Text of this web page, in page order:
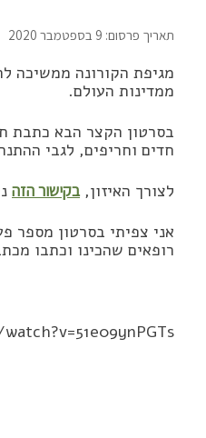
תאריך פרסום: 9 בספטמבר 2020
מגיפת הקורונה ממשיכה
ממדינות העולם.
בסרטון הקצר הבא כתבת
חדים וחריפים, לגבי
לצורך האיזון,בקישור הזה
אני צפיתי בסרטון
רופאים שהכינו וכתבו